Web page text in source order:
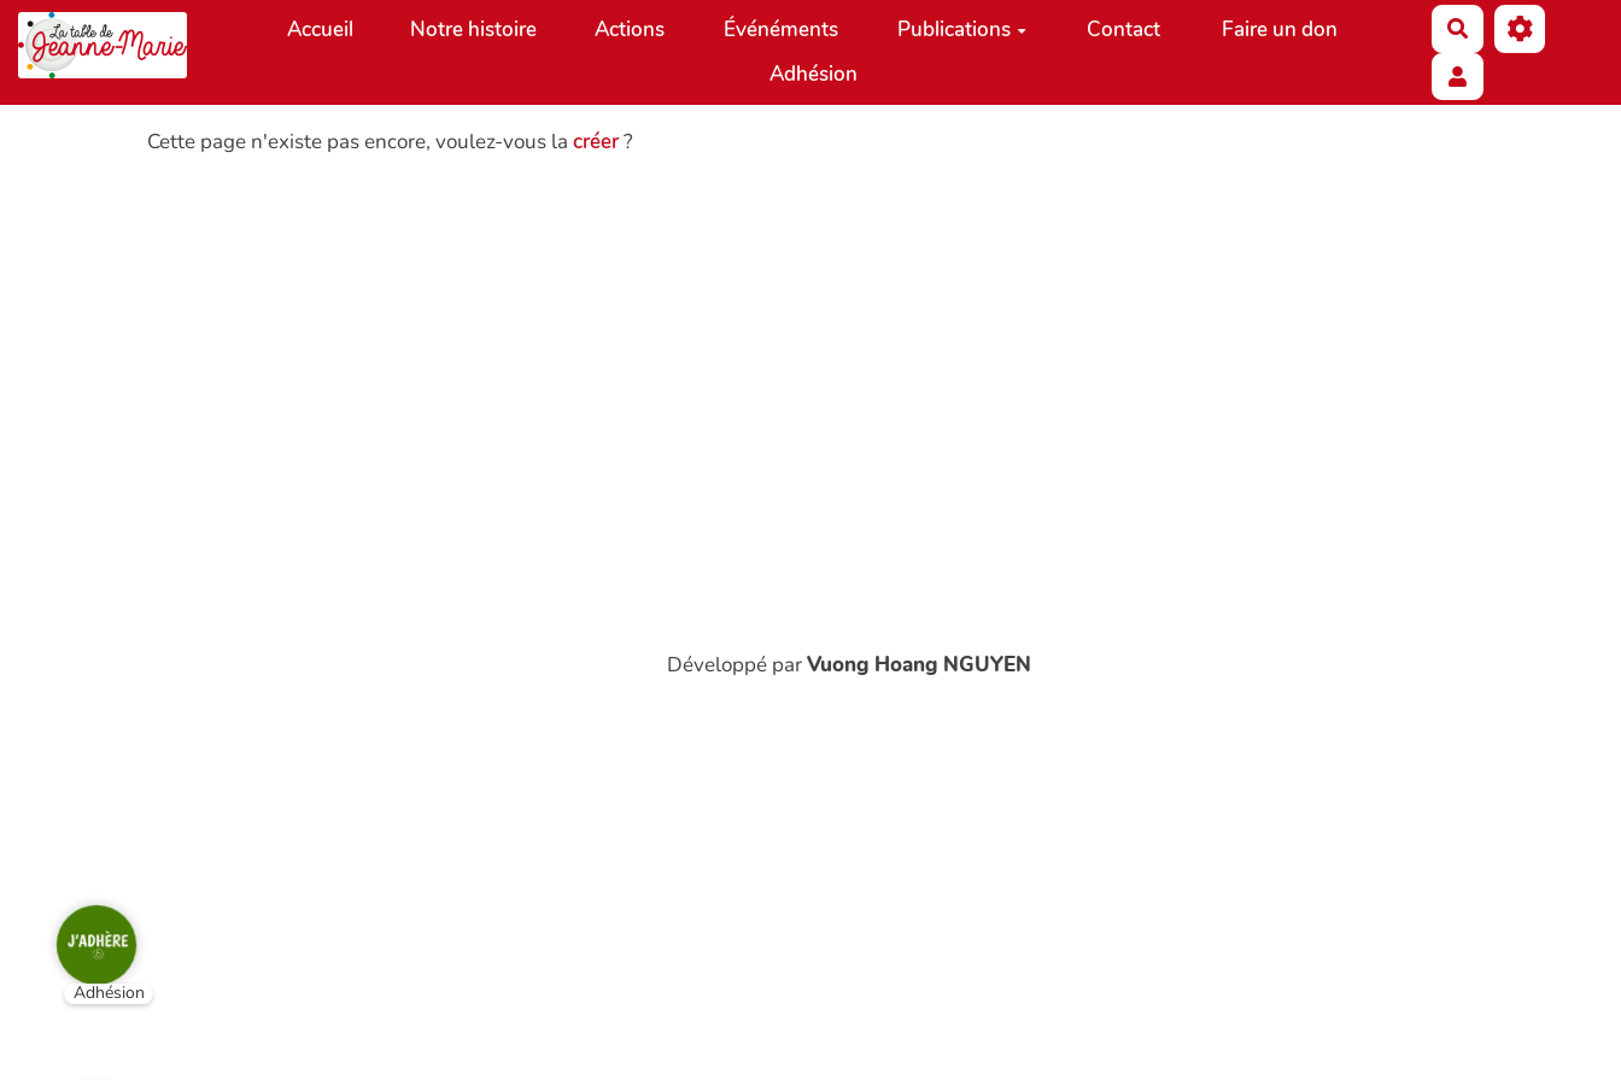
Aller au contenu principal Accueil Notre histoire Actions Événéments Publications Contact
Faire un don
Adhésion
Rechercher
Cette page n'existe pas encore, voulez-vous la créer?
Développé parVuong Hoang NGUYEN
Adhésion